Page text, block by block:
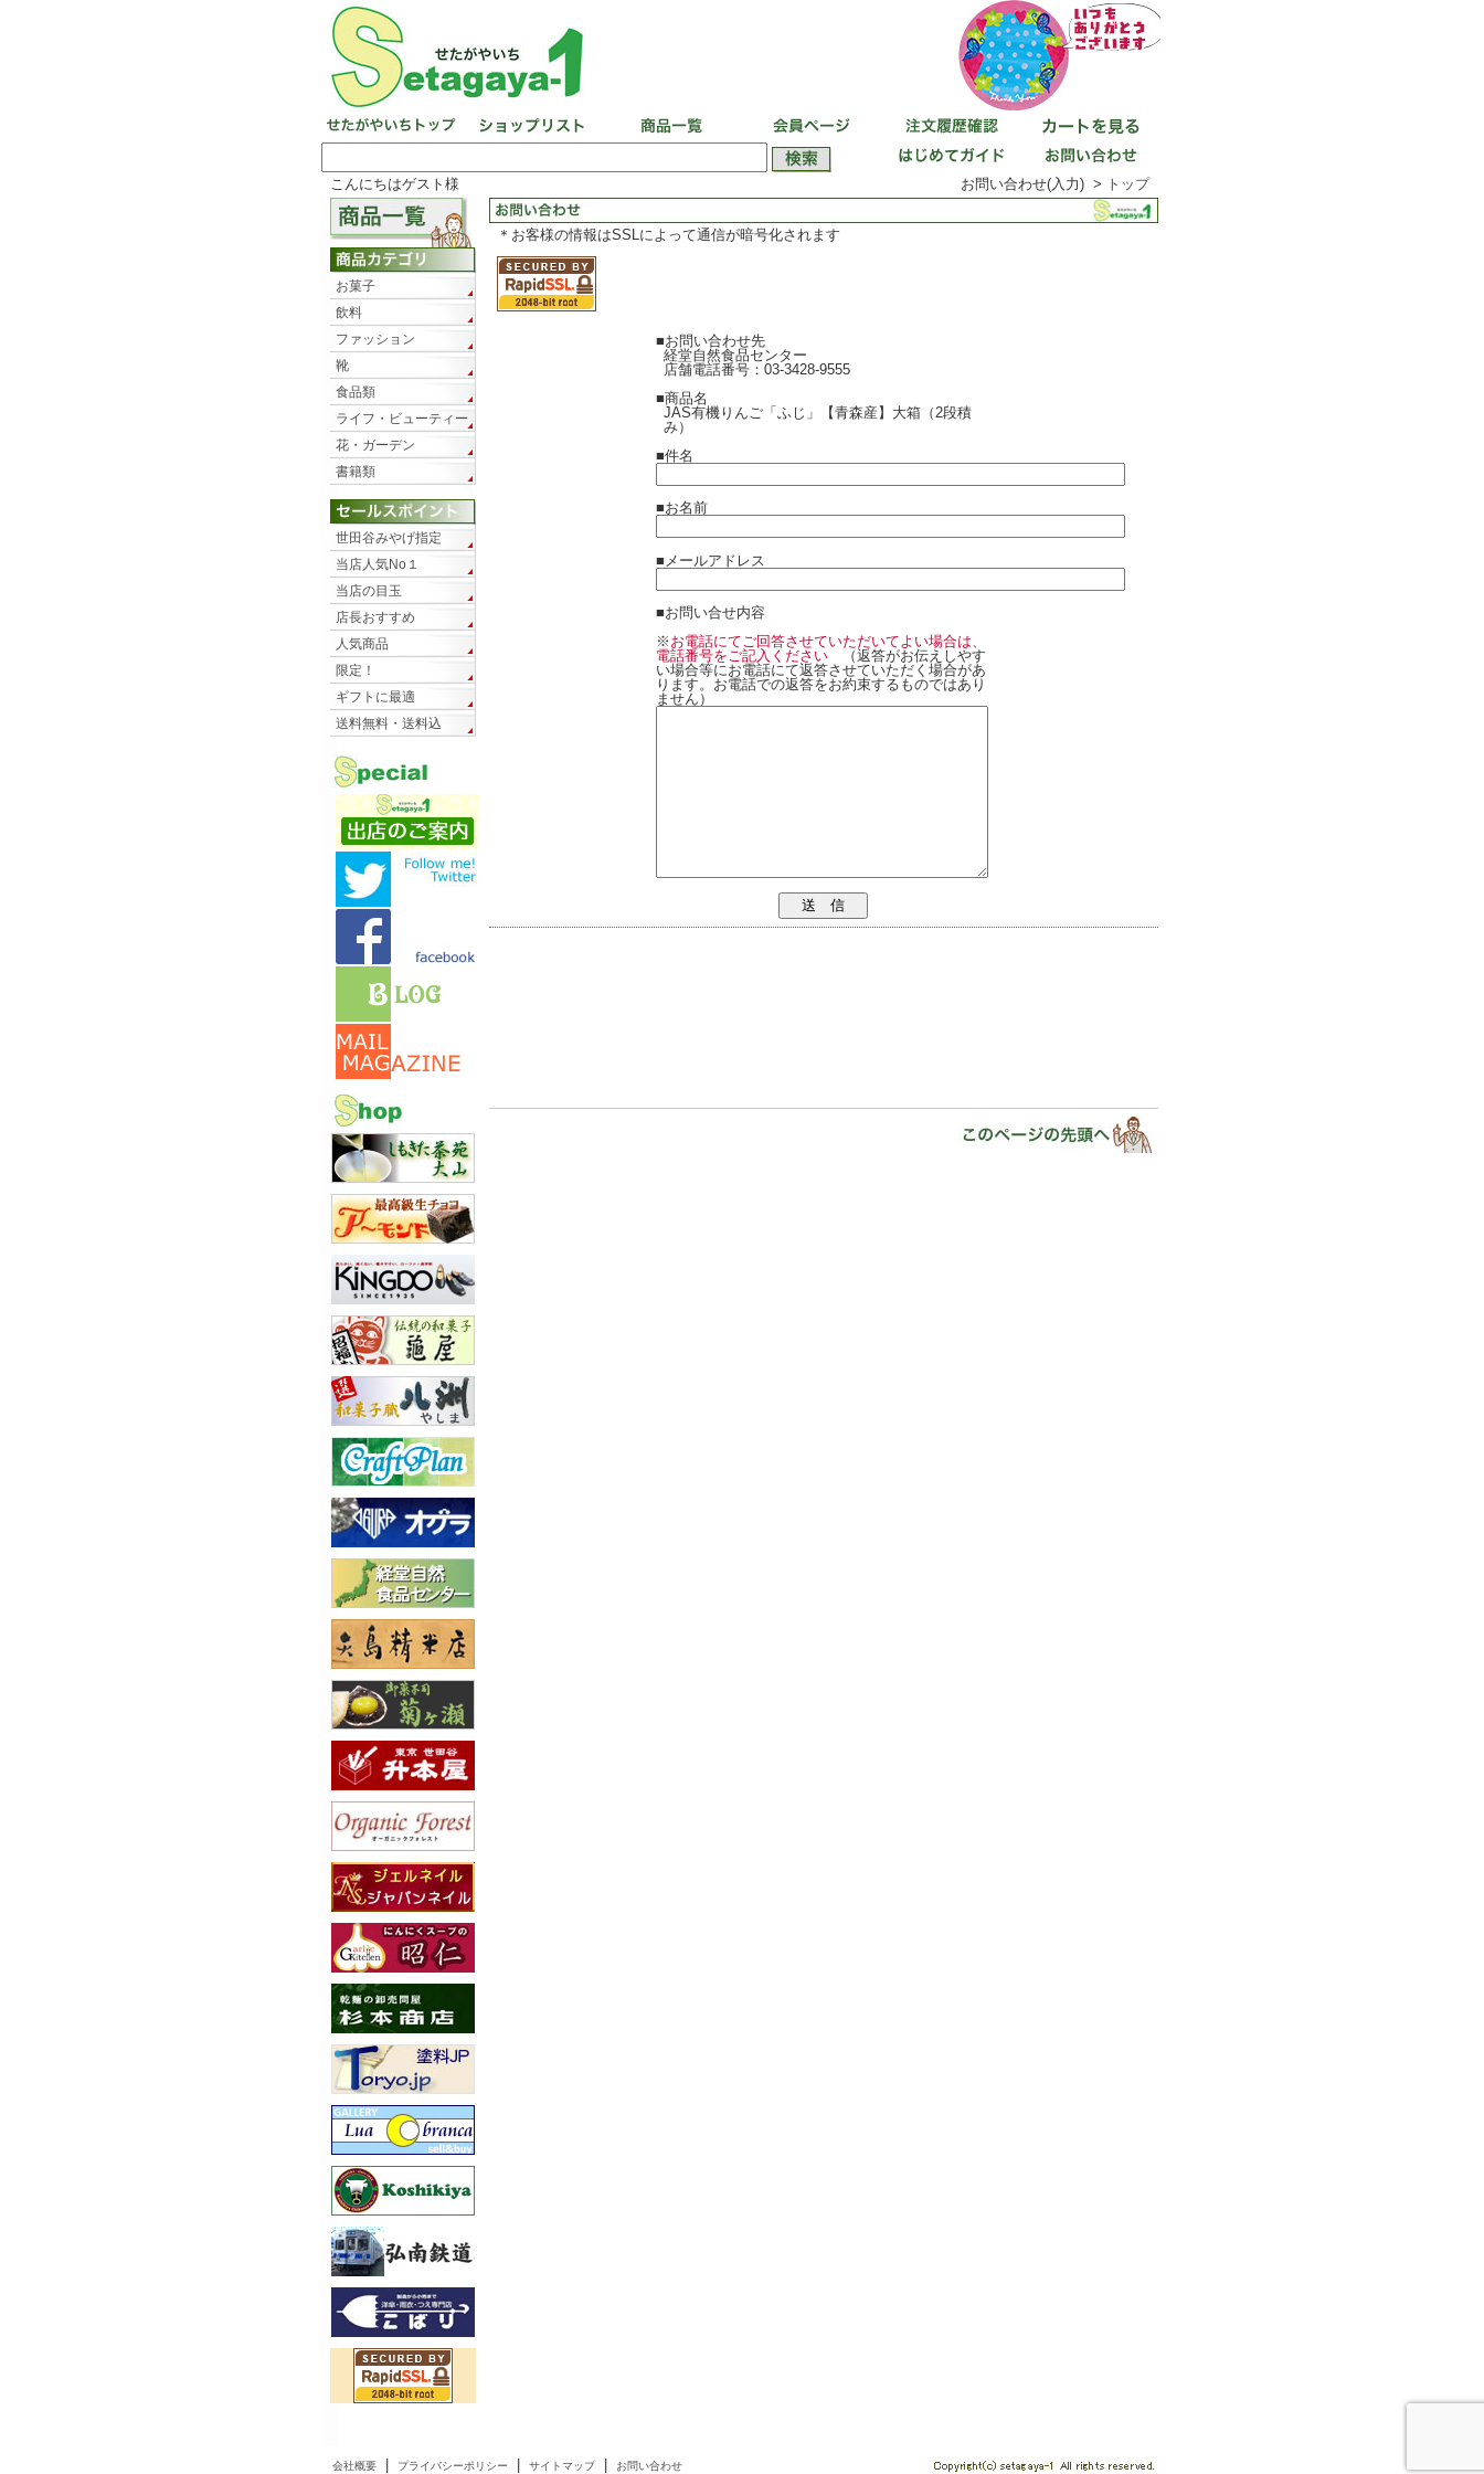
こんにちはゲスト様 お問い合わせ(入力) > トップ
＊お客様の情報はSSLによって通信が暗号化されます
■お問い合わせ先
経堂自然食品センター
店舗電話番号：03-3428-9555
■商品名
JAS有機りんご「ふじ」【青森産】大箱（2段積
み）
■件名
■お名前
■メールアドレス
■お問い合せ内容
※ お電話にてご回答させていただいてよい場合は、
電話番号をご記入ください （返答がお伝えしやす
い場合等にお電話にて返答させていただく場合があ
ります。お電話での返答をお約束するものではあり
ません）
送 信
お菓子
飲料
ファッション
靴
食品類
ライフ・ビューティー
花・ガーデン
書籍類
世田谷みやげ指定
当店人気No１
当店の目玉
店長おすすめ
人気商品
限定！
ギフトに最適
送料無料・送料込
会社概要| プライバシーポリシー サイトマップ| お問い合わせ